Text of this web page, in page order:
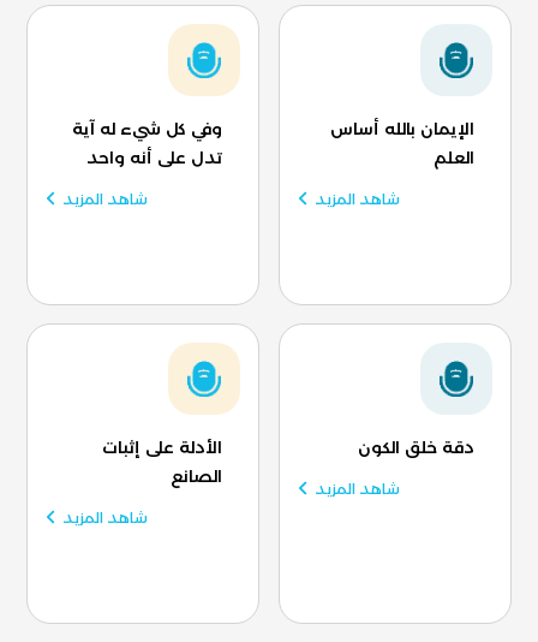
الإيمان بالله أساس
العلم
شاهد المزيد
وفي كل شيء له آية
تدل على أنه واحد
شاهد المزيد
دقة خلق الكون
شاهد المزيد
الأدلة على إثبات
الصانع
شاهد المزيد